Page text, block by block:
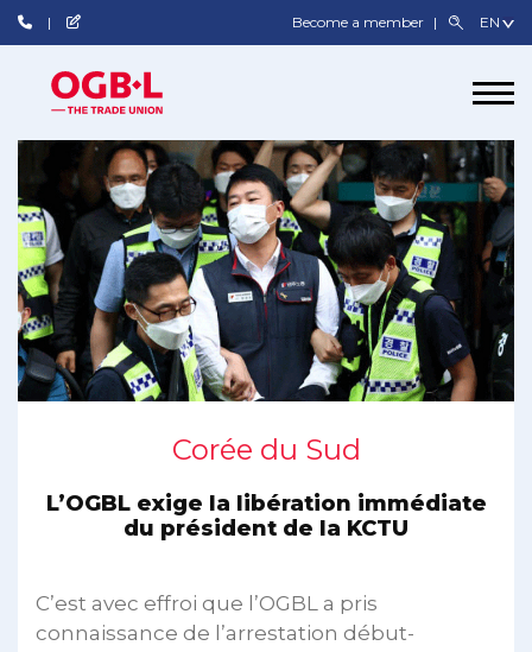
Become a member
Corée du Sud
L’OGBL exige la libération immédiate
du président de la KCTU
C’est avec effroi que l’OGBL a pris
connaissance de l’arrestation début-